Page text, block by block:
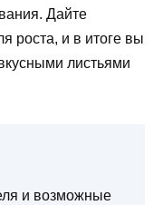
Дайте
роста, и в итоге вы
листьями
и возможные